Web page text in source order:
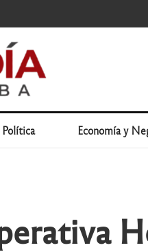
Política Economía y